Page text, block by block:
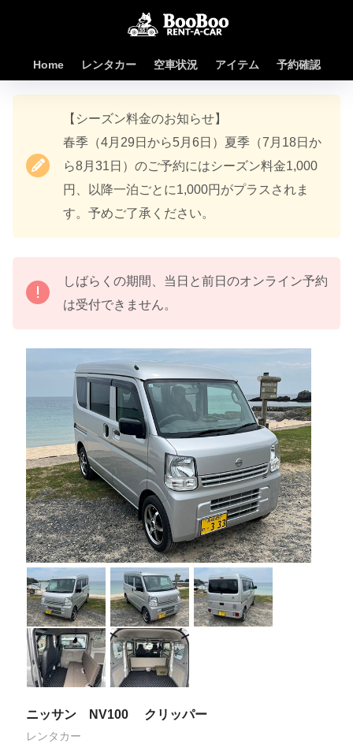
Home レンタカー 空車状況 アイテム 予約確認
【シーズン料金のお知らせ】
春季（4月29日から5月6日）夏季（7月18日か
ら8月31日）のご予約にはシーズン料金1,000
円、以降一泊ごとに1,000円がプラスされま
す。予めご了承ください。
しばらくの期間、当日と前日のオンライン予約
は受付できません。
ニッサン NV100 クリッパー
レンタカー